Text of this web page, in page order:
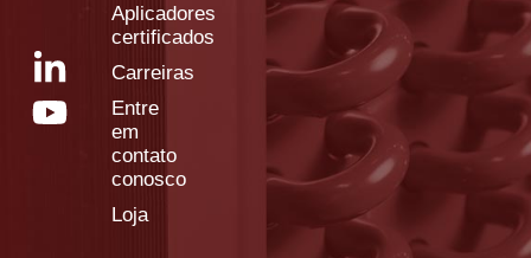
Aplicadores
certificados
Carreiras
Entre
em
contato
conosco
Loja